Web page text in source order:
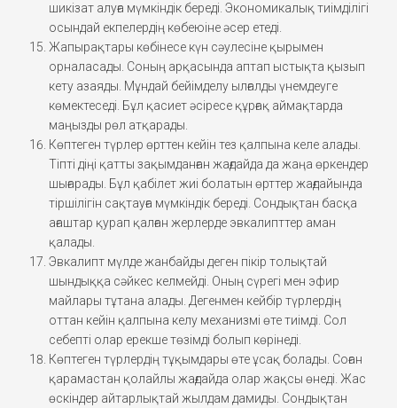
шикізат алуға мүмкіндік береді. Экономикалық тиімділігі
осындай екпелердің көбеюіне әсер етеді.
Жапырақтары көбінесе күн сәулесіне қырымен
орналасады. Соның арқасында аптап ыстықта қызып
кету азаяды. Мұндай бейімделу ылғалды үнемдеуге
көмектеседі. Бұл қасиет әсіресе құрғақ аймақтарда
маңызды рөл атқарады.
Көптеген түрлер өрттен кейін тез қалпына келе алады.
Тіпті діңі қатты зақымданған жағдайда да жаңа өркендер
шығарады. Бұл қабілет жиі болатын өрттер жағдайында
тіршілігін сақтауға мүмкіндік береді. Сондықтан басқа
ағаштар қурап қалған жерлерде эвкалипттер аман
қалады.
Эвкалипт мүлде жанбайды деген пікір толықтай
шындыққа сәйкес келмейді. Оның сүрегі мен эфир
майлары тұтана алады. Дегенмен кейбір түрлердің
оттан кейін қалпына келу механизмі өте тиімді. Сол
себепті олар ерекше төзімді болып көрінеді.
Көптеген түрлердің тұқымдары өте ұсақ болады. Соған
қарамастан қолайлы жағдайда олар жақсы өнеді. Жас
өскіндер айтарлықтай жылдам дамиды. Сондықтан